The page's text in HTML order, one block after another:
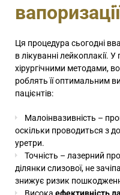
вапоризації
Ця процедура сьогодні
в лікуванні лейкоплакії.
хірургічними методами,
роблять її оптимальним
пацієнтів:
Малоінвазивність –
оскільки проводиться з
уретри.
Точність – лазерний
ділянки слизової, не
знижує ризик
Висока ефективність